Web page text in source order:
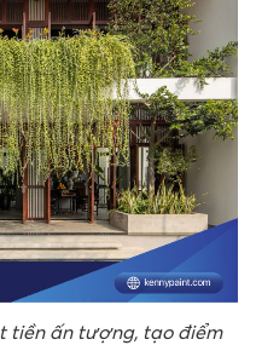
tiền ấn tượng, tạo điểm